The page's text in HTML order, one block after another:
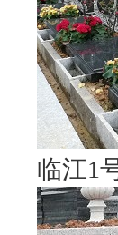
临江1